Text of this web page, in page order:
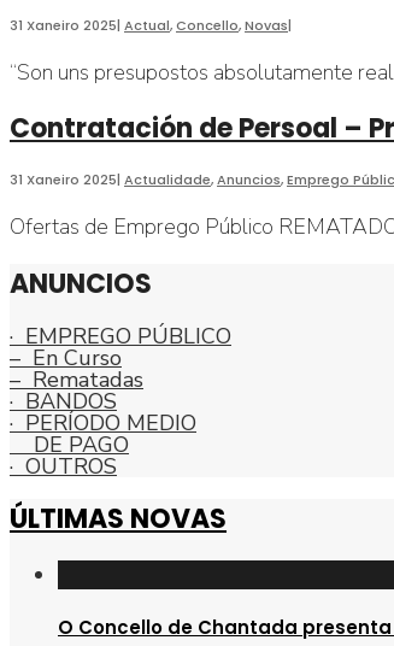
31 Xaneiro 2025| Actual,Concello,Novas|
“Son uns presupostos absolutamente
Contratación de Persoal –
31 Xaneiro 2025| Actualidade,Anuncios,Emprego
Ofertas de Emprego Público
ANUNCIOS
· EMPREGO PÚBLICO
– En Curso
– Rematadas
· BANDOS
· PERÍODO MEDIO
DE PAGO
· OUTROS
ÚLTIMAS NOVAS
O Concello de Chantada